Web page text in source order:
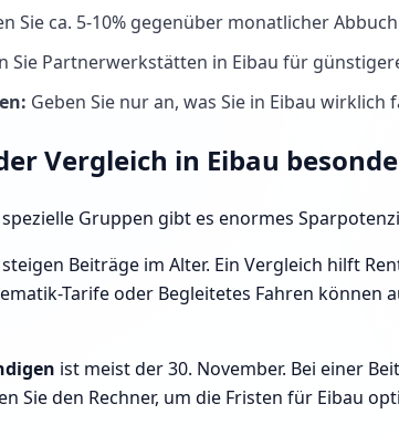
Sie ca. 5-10% gegenüber monatlicher
Sie Partnerwerkstätten in Eibau für
Geben Sie nur an, was Sie in Eibau wirklich
Vergleich in Eibau
Gruppen gibt es enormes
Beiträge im Alter. Ein Vergleich hilft
Tarife oder Begleitetes Fahren können
ist meist der 30. November. Bei einer
Sie den Rechner, um die Fristen für Eibau